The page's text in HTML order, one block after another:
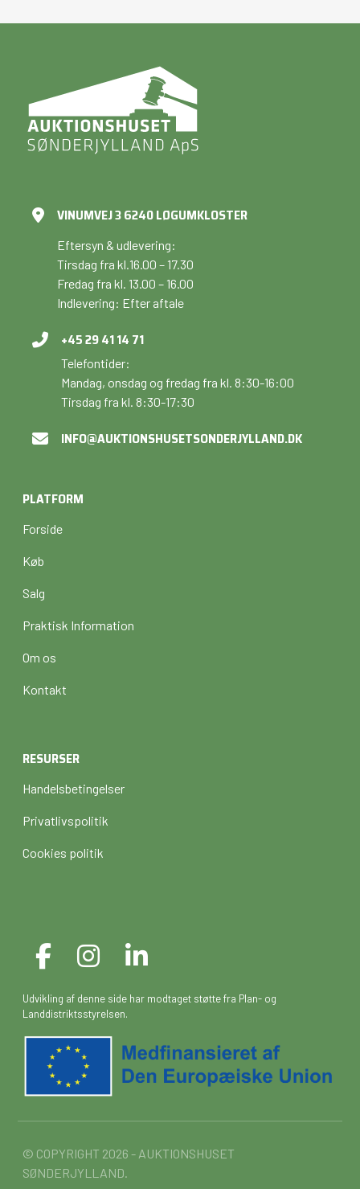
VINUMVEJ 3 6240 LØGUMKLOSTER
Eftersyn & udlevering:
Tirsdag fra kl.16.00 – 17.30
Fredag fra kl. 13.00 – 16.00
Indlevering: Efter aftale
+45 29 41 14 71
Telefontider:
Mandag, onsdag og fredag fra kl. 8:30-16:00
Tirsdag fra kl. 8:30-17:30
INFO@AUKTIONSHUSETSONDERJYLLAND.DK
PLATFORM
Forside
Køb
Salg
Praktisk Information
Om os
Kontakt
RESURSER
Handelsbetingelser
Privatlivspolitik
Cookies politik
Udvikling af denne side har modtaget støtte fra Plan- og
Landdistriktsstyrelsen.
© COPYRIGHT 2026 - AUKTIONSHUSET
SØNDERJYLLAND.